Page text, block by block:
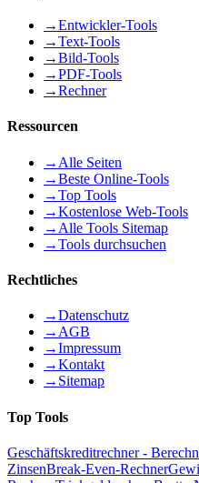
→Entwickler-Tools
→Text-Tools
→Bild-Tools
→PDF-Tools
→Rechner
Ressourcen
→ Alle Seiten
→Beste Online-Tools
→Top Tools
→Kostenlose Web-Tools
→ Alle Tools Sitemap
→Tools durchsuchen
Rechtliches
→Datenschutz
→ AGB
→Impressum
→Kontakt
→ Sitemap
Top Tools
Geschäftskreditrechner -
ZinsenBreak-Even-Rechner